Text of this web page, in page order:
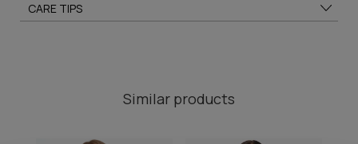
CARE TIPS
Similar products